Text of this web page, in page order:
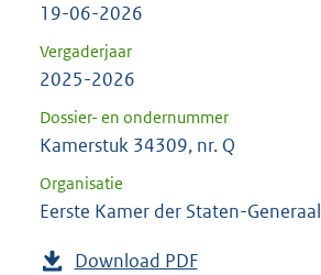
19-06-2026
Vergaderjaar
2025-2026
Dossier- en ondernummer
Kamerstuk 34309, nr. Q
Organisatie
Eerste Kamer der Staten-Generaal
Download PDF